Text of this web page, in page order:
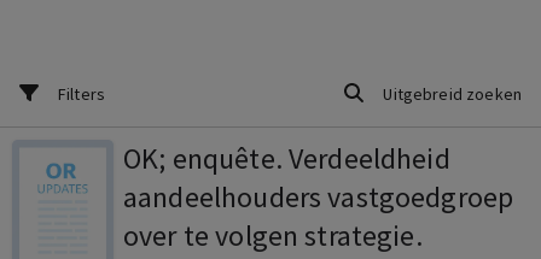
Filters Uitgebreid zoeken
OK; enquête. Verdeeldheid
aandeelhouders vastgoedgroep
over te volgen strategie.